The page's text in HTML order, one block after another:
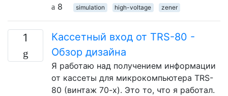
8
simulation high-voltage zener
1
Кассетный вход от TRS-80 -
Обзор дизайна
Я работаю над получением информации
от кассеты для микрокомпьютера TRS-
80 (винтаж 70-х). Это то, что я работал.